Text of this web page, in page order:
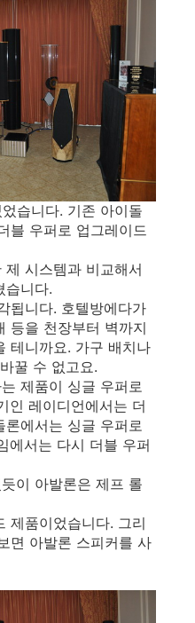
습니다. 기존 아이돌
블 우퍼로 업그레이드
시스템과 비교해서
습니다.
됩니다. 호텔방에다가
등을 천장부터 벽까지
테니까요. 가구 배치나
꿀 수 없고요.
제품이 싱글 우퍼로
인 레이디언에서는 더
에서는 싱글 우퍼로
에서는 다시 더블 우퍼
이 아발론은 제프 롤
제품이었습니다. 그리
면 아발론 스피커를 사